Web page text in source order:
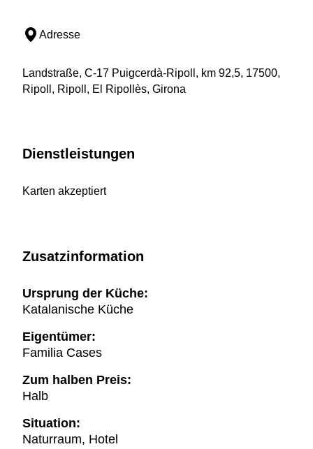
Adresse
Landstraße, C-17 Puigcerdà-Ripoll, km 92,5, 17500,
Ripoll, Ripoll, El Ripollès, Girona
Dienstleistungen
Karten akzeptiert
Zusatzinformation
Ursprung der Küche:
Katalanische Küche
Eigentümer:
Familia Cases
Zum halben Preis:
Halb
Situation:
Naturraum, Hotel